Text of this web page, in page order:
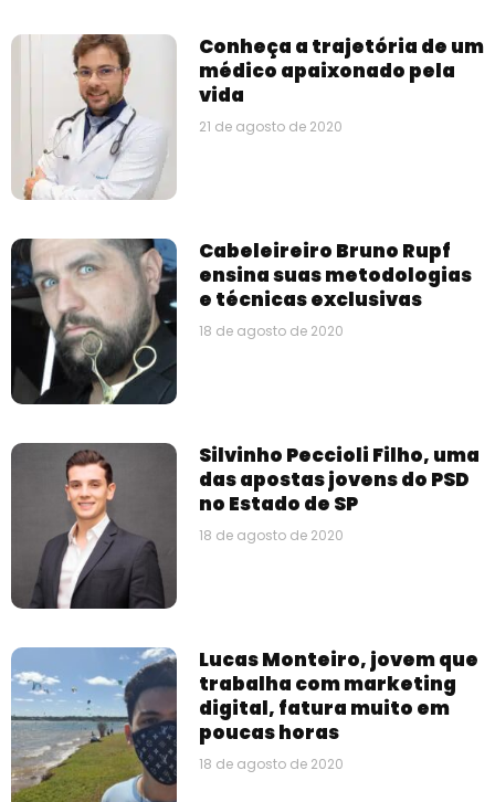
Conheça a trajetória de um
médico apaixonado pela
vida
21 de agosto de 2020
Cabeleireiro Bruno Rupf
ensina suas metodologias
e técnicas exclusivas
18 de agosto de 2020
Silvinho Peccioli Filho, uma
das apostas jovens do PSD
no Estado de SP
18 de agosto de 2020
Lucas Monteiro, jovem que
trabalha com marketing
digital, fatura muito em
poucas horas
18 de agosto de 2020